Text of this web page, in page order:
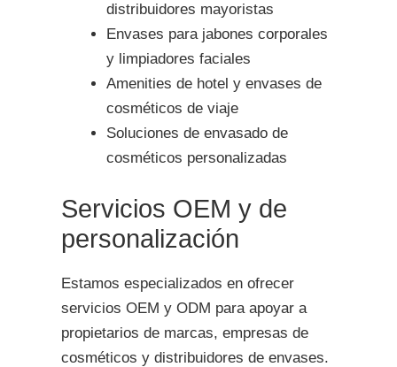
distribuidores mayoristas
Envases para jabones corporales
y limpiadores faciales
Amenities de hotel y envases de
cosméticos de viaje
Soluciones de envasado de
cosméticos personalizadas
Servicios OEM y de
personalización
Estamos especializados en ofrecer
servicios OEM y ODM para apoyar a
propietarios de marcas, empresas de
cosméticos y distribuidores de envases.